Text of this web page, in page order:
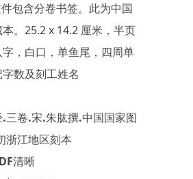
包含分卷书签。此为中国
。25.2 x 14.2 厘米，半页
，白口，单鱼尾，四周单
数及刻工姓名
三卷.宋.朱肱撰.中国国家图
浙江地区刻本
清晰